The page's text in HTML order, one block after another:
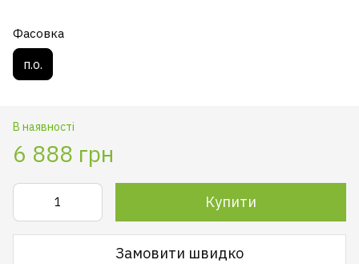
Фасовка
п.о.
В наявності
6 888 грн
Купити
Замовити швидко